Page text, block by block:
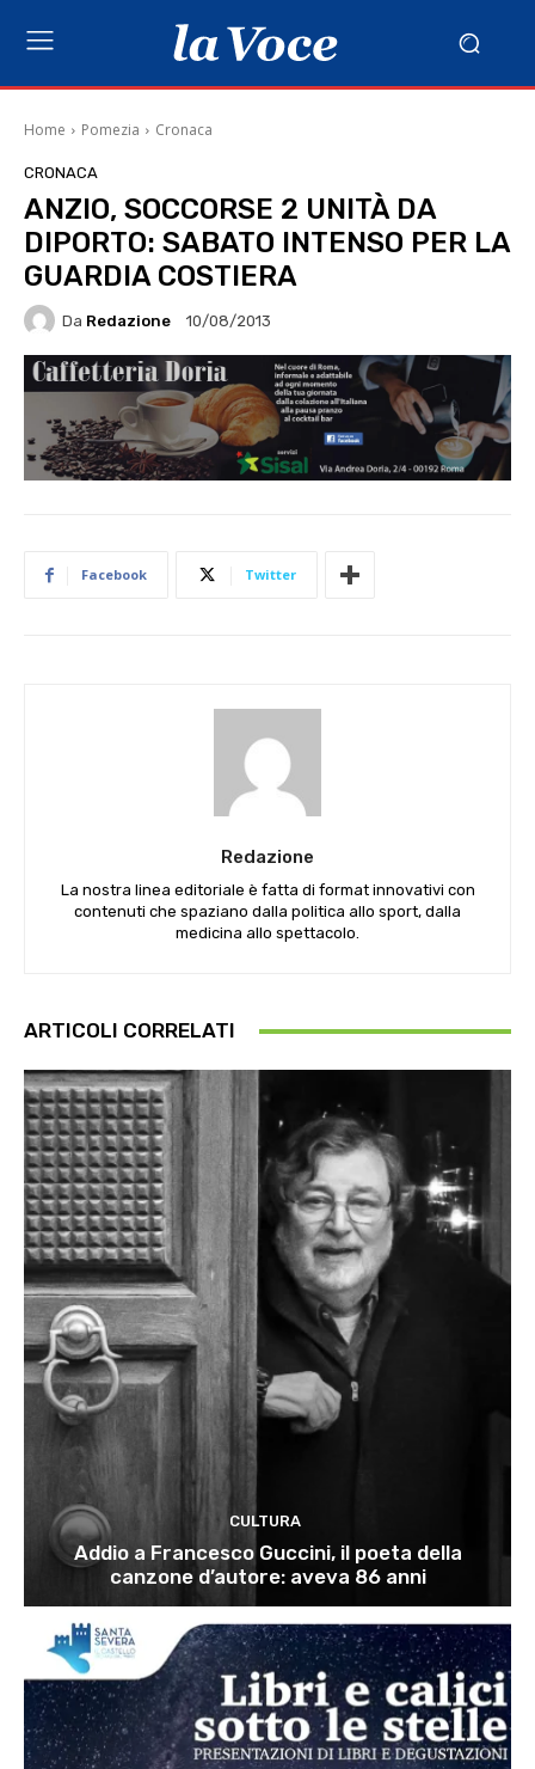
Home Pomezia Cronaca
CRONACA
ANZIO, SOCCORSE 2 UNITÀ DA
DIPORTO: SABATO INTENSO PER LA
GUARDIA COSTIERA
Da Redazione 10/08/2013
Facebook Twitter
Redazione
La nostra linea editoriale è fatta di format innovativi con
contenuti che spaziano dalla politica allo sport, dalla
medicina allo spettacolo.
ARTICOLI CORRELATI
CULTURA
Addio a Francesco Guccini, il poeta della
canzone d’autore: aveva 86 anni